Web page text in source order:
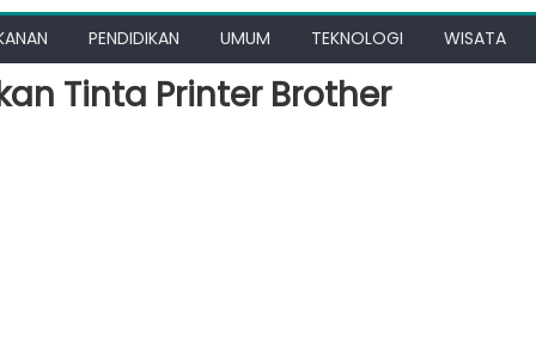
PENDIDIKAN UMUM TEKNOLOGI WISATA
Tinta Printer Brother